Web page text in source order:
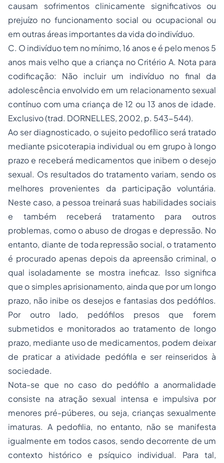
causam sofrimentos clinicamente significativos ou
prejuízo no funcionamento social ou ocupacional ou
em outras áreas importantes da vida do indivíduo.
C. O indivíduo tem no mínimo, 16 anos e é pelo menos 5
anos mais velho que a criança no Critério A. Nota para
codificação: Não incluir um indivíduo no final da
adolescência envolvido em um relacionamento sexual
contínuo com uma criança de 12 ou 13 anos de idade.
Exclusivo (trad. DORNELLES, 2002, p. 543-544).
Ao ser diagnosticado, o sujeito pedofílico será tratado
mediante psicoterapia individual ou em grupo à longo
prazo e receberá medicamentos que inibem o desejo
sexual. Os resultados do tratamento variam, sendo os
melhores provenientes da participação voluntária.
Neste caso, a pessoa treinará suas habilidades sociais
e também receberá tratamento para outros
problemas, como o abuso de drogas e depressão. No
entanto, diante de toda repressão social, o tratamento
é procurado apenas depois da apreensão criminal, o
qual isoladamente se mostra ineficaz. Isso significa
que o simples aprisionamento, ainda que por um longo
prazo, não inibe os desejos e fantasias dos pedófilos.
Por outro lado, pedófilos presos que forem
submetidos e monitorados ao tratamento de longo
prazo, mediante uso de medicamentos, podem deixar
de praticar a atividade pedófila e ser reinseridos à
sociedade.
Nota-se que no caso do pedófilo a anormalidade
consiste na atração sexual intensa e impulsiva por
menores pré-púberes, ou seja, crianças sexualmente
imaturas. A pedofilia, no entanto, não se manifesta
igualmente em todos casos, sendo decorrente de um
contexto histórico e psíquico individual. Para tal,